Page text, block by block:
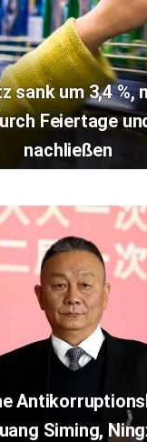
sank um 3,4 %,
Feiertage
nachließen
Siming,